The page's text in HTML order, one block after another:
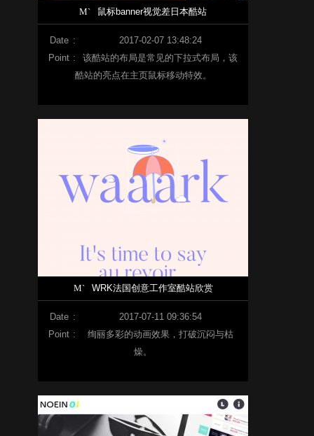
M` 鼠标banner视觉差日本酷站
Date :
2017-02-07 13:48:24
Point :
该酷站的布局是常见的下拉式布局，该
酷站的亮点在主页鼠标移动特效。
M` WRK法国创意工作室酷站欣赏
Date :
2017-07-11 09:36:54
Point :
绚丽多彩的动画效果，打破沉闷与枯
燥。